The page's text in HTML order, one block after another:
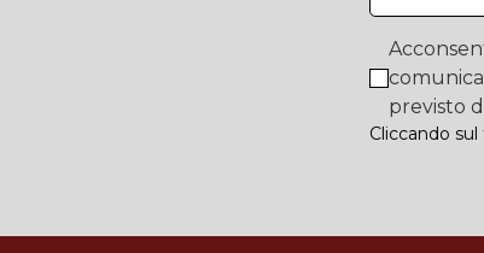
previsto
Cliccando